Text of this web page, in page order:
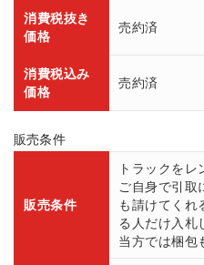
消費税抜き
価格
売約済
消費税込み
価格
売約済
販売条件
販売条件
トラックを
ご自身で引取
も請けてくれ
る人だけ入札
当方では梱包